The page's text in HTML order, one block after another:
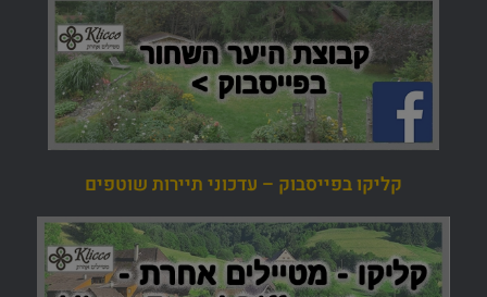
קליקו בפייסבוק – עדכוני תיירות שוטפים